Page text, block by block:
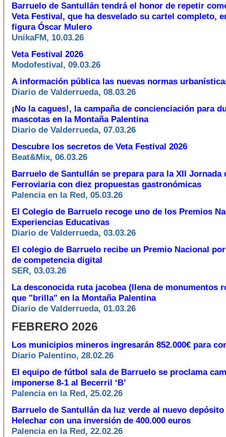
Barruelo de Santullán tendrá el honor de repetir
Veta Festival, que ha desvelado su cartel completo,
figura Óscar Mulero
UnikaFM, 10.03.26
Veta Festival 2026
Modofestival, 09.03.26
A información pública las nuevas normas
Diario de Valderrueda, 08.03.26
¡No la cagues!, la campaña de concienciación para
mascotas en la Montaña Palentina
Diario de Valderrueda, 07.03.26
Descubre los secretos de Veta Festival 2026
Beat&Mix, 06.03.26
Barruelo de Santullán se prepara para la XII Jornada
Ferroviaria con diez propuestas gastronómicas
Palencia en la Red, 05.03.26
El Colegio de Barruelo recoge uno de los Premios
Experiencias Educativas
Diario de Valderrueda, 03.03.26
El colegio de Barruelo recibe un Premio Nacional
de competencia digital
SER, 03.03.26
La desconocida ruta jacobea (llena de monumentos
que "brilla" en la Montaña Palentina
Diario de Valderrueda, 01.03.26
FEBRERO 2026
Los municipios mineros ingresarán 852.000€ para
Diario Palentino, 28.02.26
El equipo de fútbol sala de Barruelo se proclama
imponerse 8-1 al Becerril ‘B’
Palencia en la Red, 25.02.26
Barruelo de Santullán da luz verde al nuevo
Helechar con una inversión de 400.000 euros
Palencia en la Red, 22.02.26